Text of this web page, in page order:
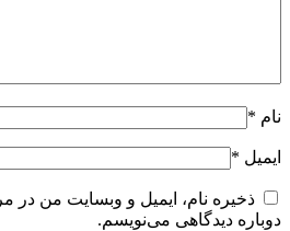
نام *
ایمیل *
ذخیره نام، ایمیل و وبسایت من در
دوباره دیدگاهی می‌نویسم.